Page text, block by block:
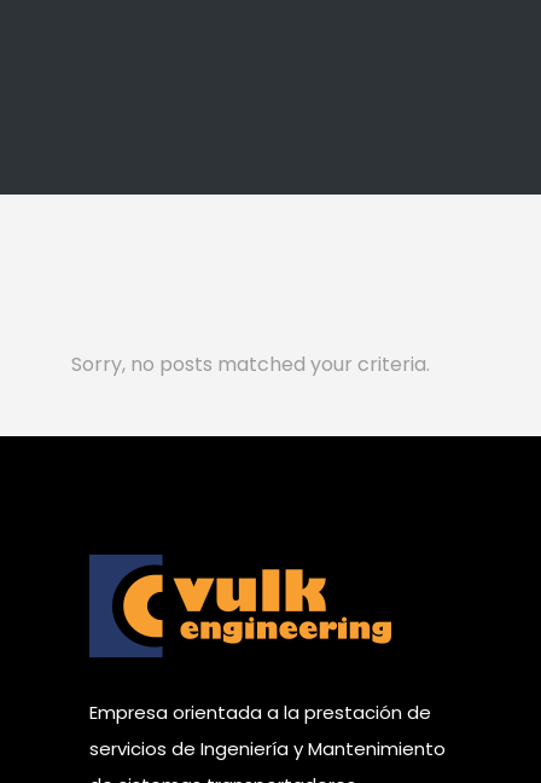
Sorry, no posts matched your criteria.
Empresa orientada a la prestación de
servicios de Ingeniería y Mantenimiento